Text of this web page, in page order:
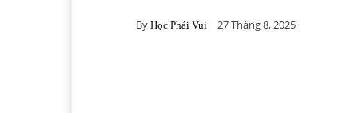
By Học Phải Vui 27 Tháng 8, 2025